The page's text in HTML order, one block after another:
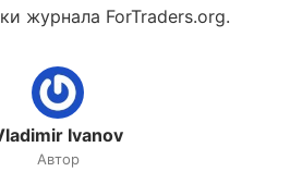
журнала ForTraders.org.
Ivanov
Автор